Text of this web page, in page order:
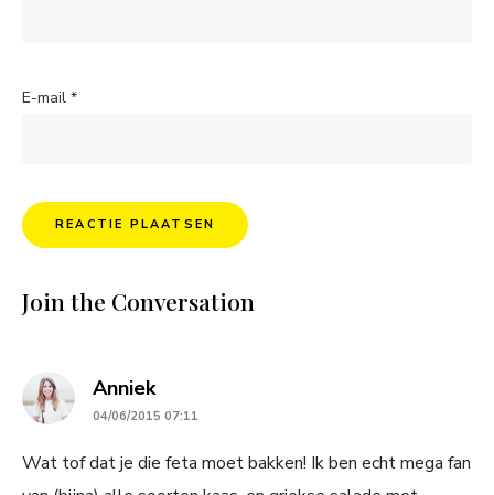
E-mail *
Join the Conversation
Annieksays:
04/06/2015 07:11
Wat tof dat je die feta moet bakken! Ik ben echt mega fan